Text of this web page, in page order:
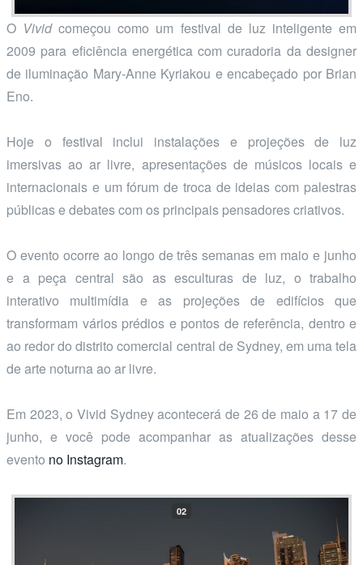
O Vividcomeçou como um festival de luz inteligente em
2009 para eficiência energética com curadoria da designer
de iluminação Mary-Anne Kyriakou e encabeçado por Brian
Eno.
Hoje o festival inclui instalações e projeções de luz
imersivas ao ar livre, apresentações de músicos locais e
internacionais e um fórum de troca de ideias com palestras
públicas e debates com os principais pensadores criativos.
O evento ocorre ao longo de três semanas em maio e junho
e a peça central são as esculturas de luz, o trabalho
interativo multimídia e as projeções de edifícios que
transformam vários prédios e pontos de referência, dentro e
ao redor do distrito comercial central de Sydney, em uma tela
de arte noturna ao ar livre.
Em 2023, o Vivid Sydney acontecerá de 26 de maio a 17 de
junho, e você pode acompanhar as atualizações desse
evento no Instagram.
02